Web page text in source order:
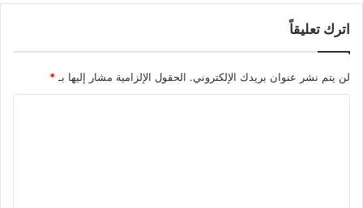
اترك تعليقاً
لن يتم نشر عنوان بريدك الإلكتروني. الحقول الإلزامية مشار إليها بـ*